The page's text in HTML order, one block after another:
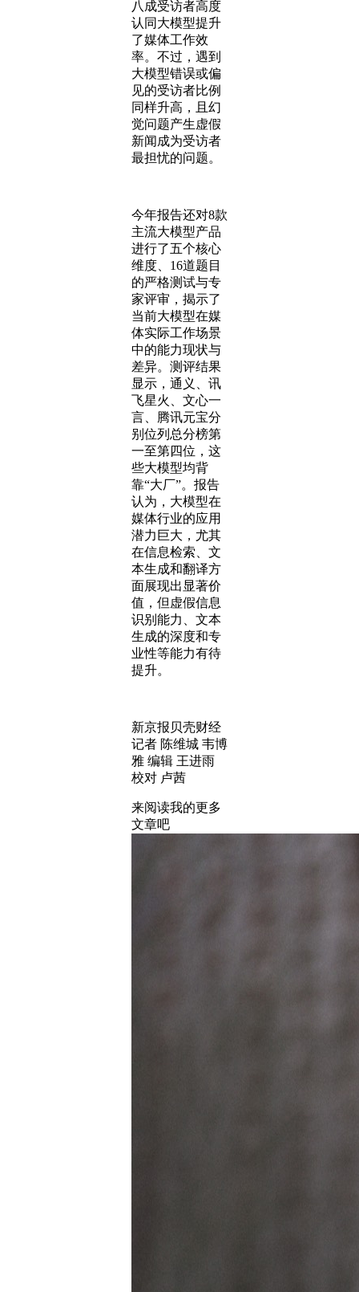
八成受访者高度
认同大模型提升
了媒体工作效
率。不过，遇到
大模型错误或偏
见的受访者比例
同样升高，且幻
觉问题产生虚假
新闻成为受访者
最担忧的问题。
今年报告还对8款
主流大模型产品
进行了五个核心
维度、16道题目
的严格测试与专
家评审，揭示了
当前大模型在媒
体实际工作场景
中的能力现状与
差异。测评结果
显示，通义、讯
飞星火、文心一
言、腾讯元宝分
别位列总分榜第
一至第四位，这
些大模型均背
靠“大厂”。报告
认为，大模型在
媒体行业的应用
潜力巨大，尤其
在信息检索、文
本生成和翻译方
面展现出显著价
值，但虚假信息
识别能力、文本
生成的深度和专
业性等能力有待
提升。
新京报贝壳财经
记者 陈维城 韦博
雅 编辑 王进雨
校对 卢茜
来阅读我的更多
文章吧